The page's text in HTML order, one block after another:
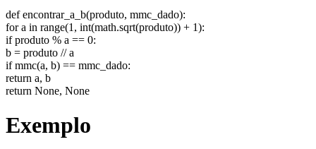
def encontrar_a_b(produto, mmc_dado):
for a in range(1, int(math.sqrt(produto)) + 1):
if produto % a == 0:
b = produto // a
if mmc(a, b) == mmc_dado:
return a, b
return None, None
Exemplo